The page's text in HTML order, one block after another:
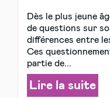
Dès le plus jeune
de questions sur
différences entre
Ces
partie de...
Lire la suite